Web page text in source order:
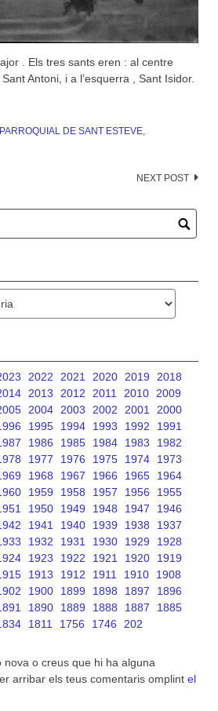
. Els tres sants eren : al centre
Antoni, i a l’esquerra , Sant Isidor.
DE SANT ESTEVE,
NEXT POST
2022 2021 2020 2019
2018
2013 2012 2011 2010
2009
2004 2003 2002 2001
2000
1995 1994 1993 1992
1991
1986 1985 1984 1983
1982
1977 1976 1975 1974
1973
1968 1967 1966 1965
1964
1959 1958 1957 1956
1955
1950 1949 1948 1947
1946
1941 1940 1939 1938
1937
1932 1931 1930 1929
1928
1923 1922 1921 1920
1919
1913 1912 1911 1910
1908
1900 1899 1898 1897
1896
1890 1889 1888 1887
1885
1811 1756 1746 202
nova o creus que hi ha alguna
arribar els teus comentaris omplint el